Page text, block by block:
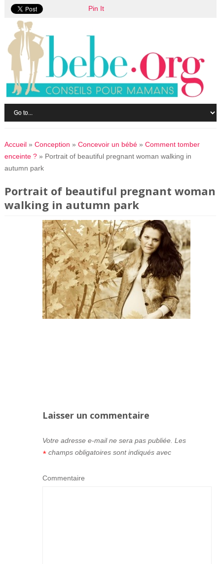
Accueil» Conception » Concevoir un bébé» Comment tomber
enceinte ?» Portrait of beautiful pregnant woman walking in
autumn park
Portrait of beautiful pregnant woman
walking in autumn park
Laisser un commentaire
Votre adresse e-mail ne sera pas publiée. Les
champs obligatoires sont indiqués avec
*
Commentaire
Pin It